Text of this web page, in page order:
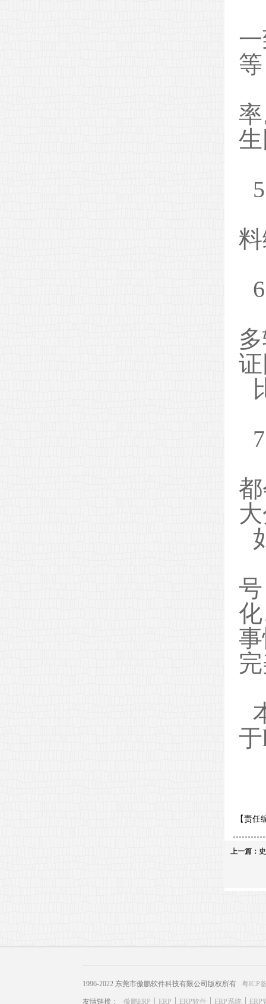
【责任
上一篇：
1996-2022 东莞市傲鹏软件科技有限公司版权所有 粤ICP
友情链接： 傲鹏ERP ERP ERP软件 ERP系统